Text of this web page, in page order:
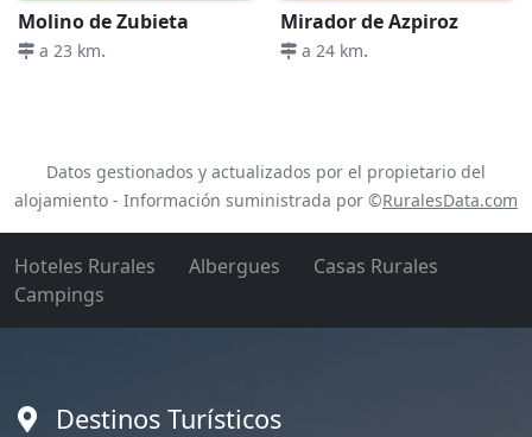
Molino de Zubieta
a 23 km.
Mirador de Azpiroz
a 24 km.
Datos gestionados y actualizados por el propietario del
alojamiento - Información suministrada por ©RuralesData.com
Hoteles Rurales Albergues
Casas Rurales
Campings
Destinos Turísticos